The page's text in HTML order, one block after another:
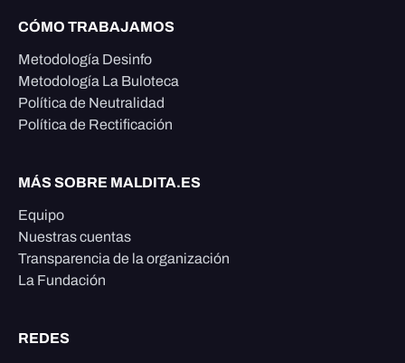
CÓMO TRABAJAMOS
Metodología Desinfo
Metodología La Buloteca
Política de Neutralidad
Política de Rectificación
MÁS SOBRE MALDITA.ES
Equipo
Nuestras cuentas
Transparencia de la organización
La Fundación
REDES